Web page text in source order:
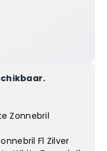
Zonnebril
Fl Zilver